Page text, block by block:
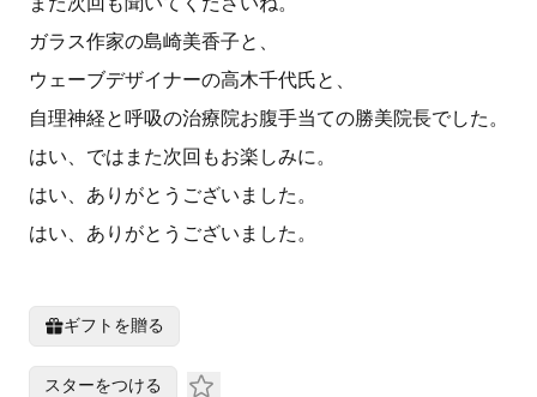
ガラス作家の島崎美香子と、
ウェーブデザイナーの高木千代氏と、
自理神経と呼吸の治療院お腹手当ての勝美院長でした。
はい、ではまた次回もお楽しみに。
はい、ありがとうございました。
はい、ありがとうございました。
ギフトを贈る
スターをつける